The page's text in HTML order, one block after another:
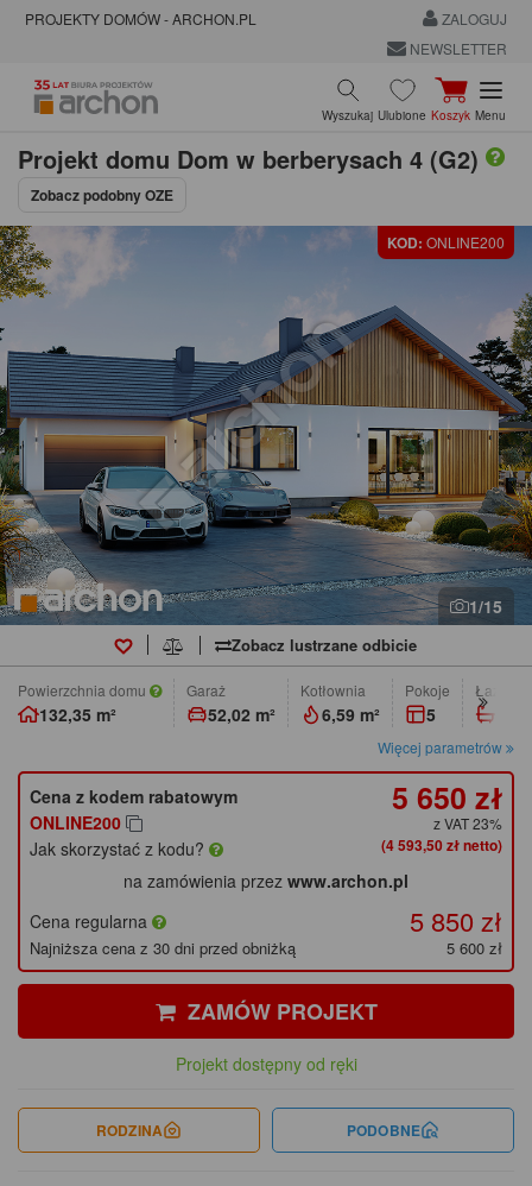
PROJEKTY DOMÓW - ARCHON.PL
ZALOGUJ
NEWSLETTER
Wyszukaj Ulubione Koszyk Menu
Projekt domu Dom w berberysach 4 (G2)
Zobacz podobny OZE
KOD: ONLINE200
1/15
Zobacz lustrzane odbicie
Powierzchnia domu
132,35 m²
Garaż
52,02 m²
Kotłownia
6,59 m²
pokoje
5
Więcej parametrów
Cena z kodem rabatowym
ONLINE200
Jak skorzystać z kodu?
5 650 zł
z VAT 23%
(4 593,50 zł netto)
na zamówienia przez www.archon.pl
Cena regularna
5 850 zł
Najniższa cena z 30 dni przed obniżką 5 600 zł
ZAMÓW PROJEKT
Projekt dostępny od ręki
RODZINA PODOBNE